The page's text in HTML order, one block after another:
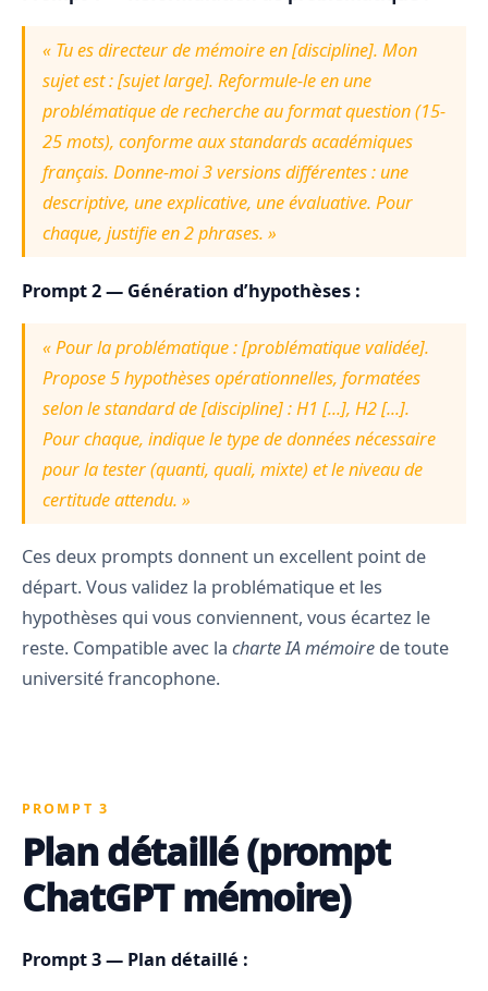
« Tu es directeur de mémoire en [discipline]. Mon
sujet est : [sujet large]. Reformule-le en une
problématique de recherche au format question (15-
25 mots), conforme aux standards académiques
français. Donne-moi 3 versions différentes : une
descriptive, une explicative, une évaluative. Pour
chaque, justifie en 2 phrases. »
Prompt 2 — Génération d’hypothèses :
« Pour la problématique : [problématique validée].
Propose 5 hypothèses opérationnelles, formatées
selon le standard de [discipline] : H1 [...], H2 [...].
Pour chaque, indique le type de données nécessaire
pour la tester (quanti, quali, mixte) et le niveau de
certitude attendu. »
Ces deux prompts donnent un excellent point de
départ. Vous validez la problématique et les
hypothèses qui vous conviennent, vous écartez le
reste. Compatible avec la charte IA mémoire de toute
université francophone.
PROMPT 3
Plan détaillé (prompt
ChatGPT mémoire)
Prompt 3 — Plan détaillé :